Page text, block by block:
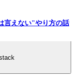
言えない"やり方の話